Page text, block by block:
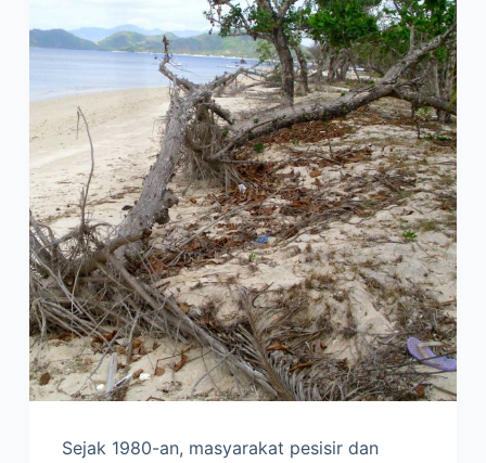
Sejak 1980-an, masyarakat pesisir dan